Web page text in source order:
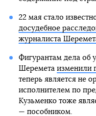
22 мая стало
досудебное
журналиста
Фигурантам дела об
Шеремета изменили
теперь является не
исполнителем по
Кузьменко тоже
— пособником.